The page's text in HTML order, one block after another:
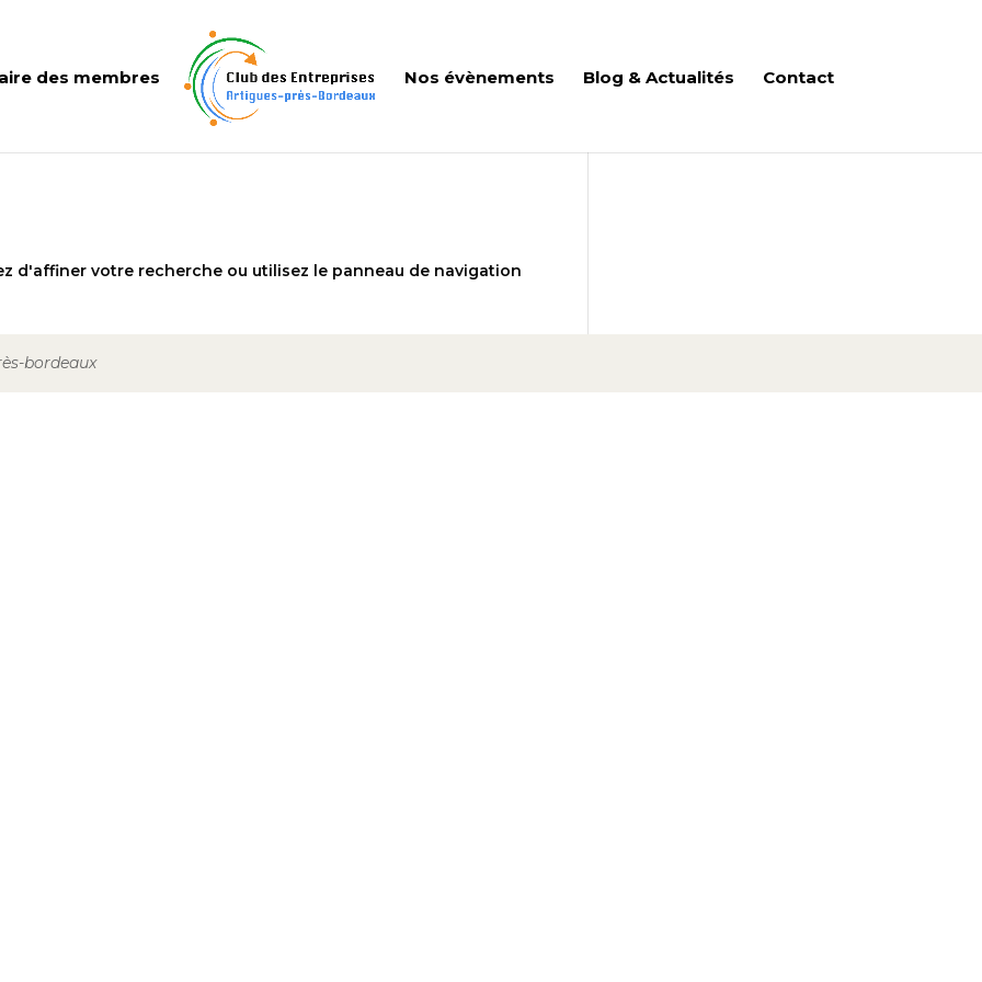
des membres Nos évènements Blog & Actualités Contact
d'affiner votre recherche ou utilisez le panneau de navigation
bordeaux